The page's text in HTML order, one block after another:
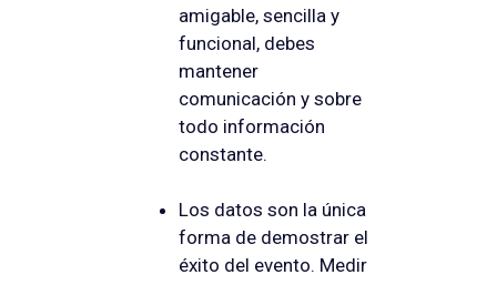
amigable, sencilla y
funcional, debes
mantener
comunicación y sobre
todo información
constante.
Los datos son la única
forma de demostrar el
éxito del evento. Medir